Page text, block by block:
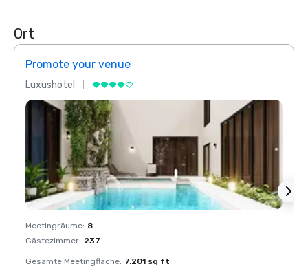
Ort
Promote your venue
Luxushotel
Meetingräume: 8
Gästezimmer: 237
Gesamte Meetingfläche: 7.201 sq ft